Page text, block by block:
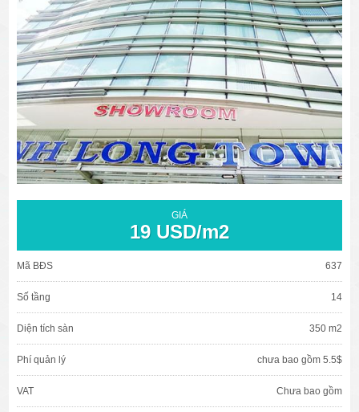
GIÁ
19 USD/m2
Mã BĐS 637
Số tầng 14
Diện tích sàn 350 m2
Phí quản lý chưa bao gồm 5.5$
VAT Chưa bao gồm
văn phòng cho thuê quận 3
văn phòng quận 1
văn phòng quận 3
cao ốc văn phòng quận 1
cao ốc văn phòng quận 3